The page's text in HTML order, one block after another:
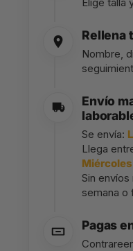
Rellena
Nombre,
Envío
Se envía:
Llega
Sin
semana o
Pagas